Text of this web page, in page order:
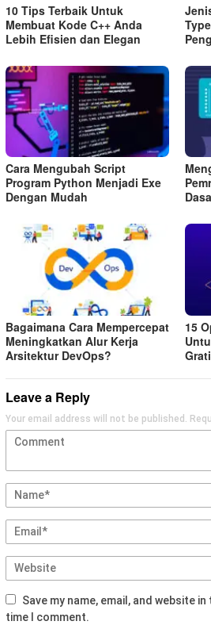
10 Tips Terbaik Untuk
Membuat Kode C++ Anda
Lebih Efisien dan Elegan
Cara Mengubah Script
Program Python Menjadi Exe
Dengan Mudah
Bagaimana Cara Mempercepat
Meningkatkan Alur Kerja
Arsitektur DevOps?
15
Leave a Reply
Your email address will not be published.
Save my name, email, and website
time I comment.